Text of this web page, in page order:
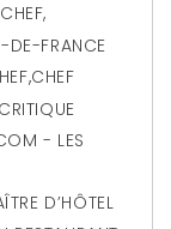
DE-FRANCE
,CHEF
CRITIQUE
- LES
D’HÔTEL